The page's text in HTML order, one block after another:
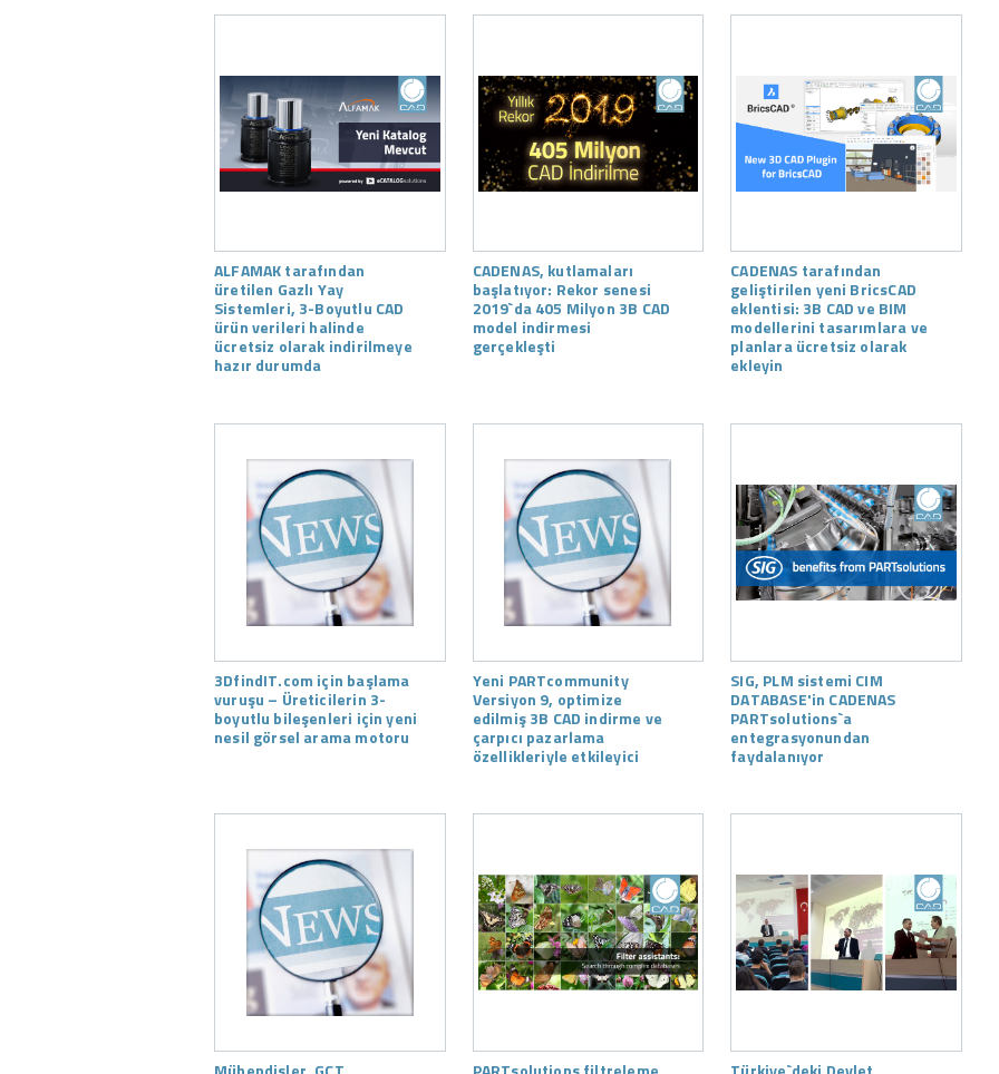
ALFAMAK tarafından
üretilen Gazlı Yay
Sistemleri, 3-Boyutlu CAD
ürün verileri halinde
ücretsiz olarak indirilmeye
hazır durumda
CADENAS, kutlamaları
başlatıyor: Rekor senesi
2019`da 405 Milyon 3B CAD
model indirmesi
gerçekleşti
CADENAS tarafından
geliştirilen yeni BricsCAD
eklentisi: 3B CAD ve BIM
modellerini tasarımlara ve
planlara ücretsiz olarak
ekleyin
3DfindIT.com için başlama
vuruşu – Üreticilerin 3-
boyutlu bileşenleri için yeni
nesil görsel arama motoru
Yeni PARTcommunity
Versiyon 9, optimize
edilmiş 3B CAD indirme ve
çarpıcı pazarlama
özellikleriyle etkileyici
SIG, PLM sistemi CIM
DATABASE'in CADENAS
PARTsolutions`a
entegrasyonundan
faydalanıyor
Mühendisler, GCT PARTsolutions filtreleme Türkiye`deki Devlet